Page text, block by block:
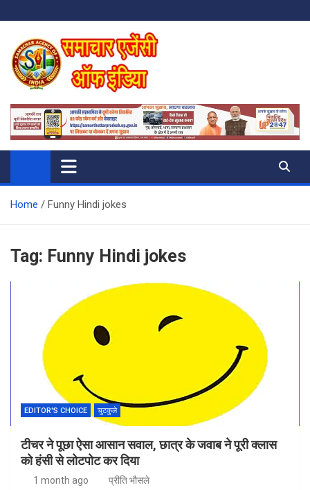
to
content
SAMACHAR AGENCY OF INDIA
My WordPress Blog
Home Funny Hindi jokes
Tag: Funny Hindi jokes
EDITOR'S CHOICE चुटकुले
टीचर ने पूछा ऐसा आसान सवाल, छात्र के जवाब ने पूरी क्लास
को हंसी से लोटपोट कर दिया
1 month ago प्रीति भौसले